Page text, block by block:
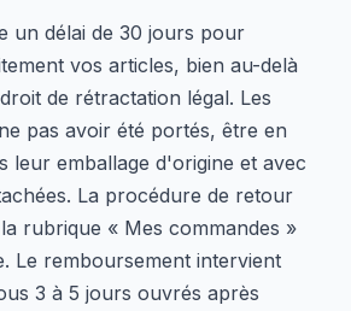
un délai de 30 jours pour
vos articles, bien au-delà
de rétractation légal. Les
pas avoir été portés, être en
leur emballage d'origine et avec
La procédure de retour
rubrique « Mes commandes »
Le remboursement intervient
3 à 5 jours ouvrés après